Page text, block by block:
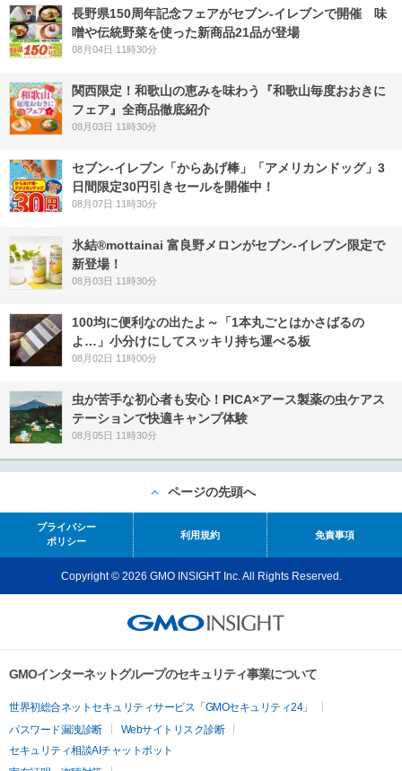
長野県150周年記念フェアがセブン-イレブンで開催 味
噌や伝統野菜を使った新商品21品が登場
08月04日 11時30分
関西限定！和歌山の恵みを味わう『和歌山毎度おおきに
フェア』全商品徹底紹介
08月03日 11時30分
セブン‐イレブン「からあげ棒」「アメリカンドッグ」3
日間限定30円引きセールを開催中！
08月07日 11時30分
氷結®mottainai 富良野メロンがセブン‐イレブン限定で
新登場！
08月03日 11時30分
100均に便利なの出たよ～「1本丸ごとはかさばるの
よ…」小分けにしてスッキリ持ち運べる板
08月02日 11時00分
虫が苦手な初心者も安心！PICA×アース製薬の虫ケアス
テーションで快適キャンプ体験
08月05日 11時30分
ページの先頭へ
プライバシー
ポリシー
利用規約 免責事項
Copyright © 2026 GMO INSIGHT Inc. All Rights Reserved.
GMOインターネットグループのセキュリティ事業について
世界初総合ネットセキュリティサービス「GMOセキュリティ24」
パスワード漏洩診断
Webサイトリスク診断
セキュリティ相談AIチャットボット